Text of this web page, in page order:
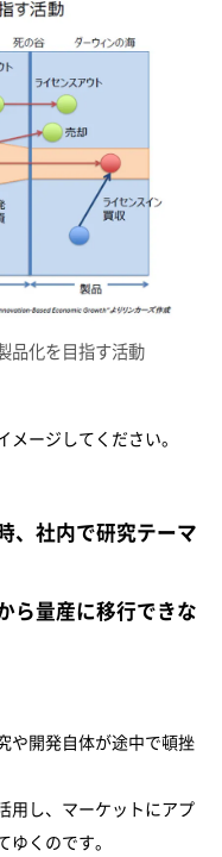
品化を目指す活動
メージしてください。
、社内で研究テーマ
ら量産に移行できな
や開発自体が途中で頓挫
用し、マーケットにアプ
ゆくのです。